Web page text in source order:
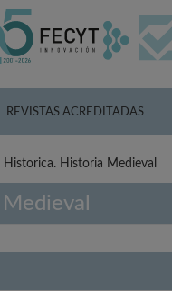
REVISTAS ACREDITADAS
Historica. Historia Medieval